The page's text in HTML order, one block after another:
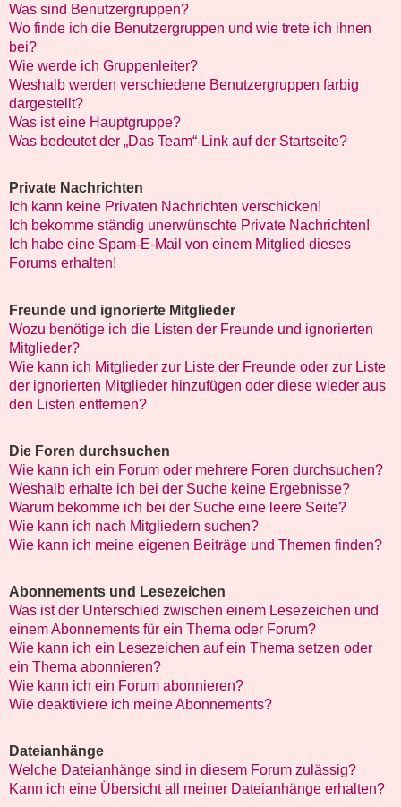
Was sind Benutzergruppen?
Wo finde ich die Benutzergruppen und wie trete ich ihnen
bei?
Wie werde ich Gruppenleiter?
Weshalb werden verschiedene Benutzergruppen farbig
dargestellt?
Was ist eine Hauptgruppe?
Was bedeutet der „Das Team“-Link auf der Startseite?
Private Nachrichten
Ich kann keine Privaten Nachrichten verschicken!
Ich bekomme ständig unerwünschte Private Nachrichten!
Ich habe eine Spam-E-Mail von einem Mitglied dieses
Forums erhalten!
Freunde und ignorierte Mitglieder
Wozu benötige ich die Listen der Freunde und ignorierten
Mitglieder?
Wie kann ich Mitglieder zur Liste der Freunde oder zur Liste
der ignorierten Mitglieder hinzufügen oder diese wieder aus
den Listen entfernen?
Die Foren durchsuchen
Wie kann ich ein Forum oder mehrere Foren durchsuchen?
Weshalb erhalte ich bei der Suche keine Ergebnisse?
Warum bekomme ich bei der Suche eine leere Seite?
Wie kann ich nach Mitgliedern suchen?
Wie kann ich meine eigenen Beiträge und Themen finden?
Abonnements und Lesezeichen
Was ist der Unterschied zwischen einem Lesezeichen und
einem Abonnements für ein Thema oder Forum?
Wie kann ich ein Lesezeichen auf ein Thema setzen oder
ein Thema abonnieren?
Wie kann ich ein Forum abonnieren?
Wie deaktiviere ich meine Abonnements?
Dateianhänge
Welche Dateianhänge sind in diesem Forum zulässig?
Kann ich eine Übersicht all meiner Dateianhänge erhalten?